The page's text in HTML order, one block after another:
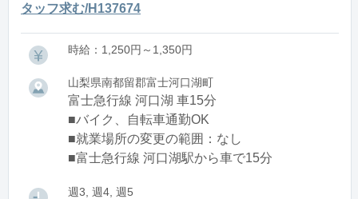
タッフ求む/H137674
時給：1,250円～1,350円
山梨県南都留郡富士河口湖町
富士急行線 河口湖 車15分
■バイク、自転車通勤OK
■就業場所の変更の範囲：なし
■富士急行線 河口湖駅から車で15分
週3, 週4, 週5